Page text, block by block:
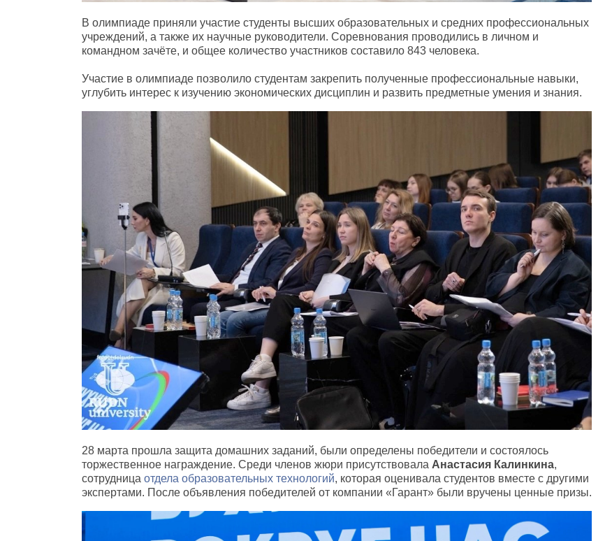
В олимпиаде приняли участие студенты высших образовательных и средних профессиональных
учреждений, а также их научные руководители. Соревнования проводились в личном и
командном зачёте, и общее количество участников составило 843 человека.
Участие в олимпиаде позволило студентам закрепить полученные профессиональные навыки,
углубить интерес к изучению экономических дисциплин и развить предметные умения и знания.
28 марта прошла защита домашних заданий, были определены победители и состоялось
торжественное награждение. Среди членов жюри присутствовала Анастасия Калинкина,
сотрудница отдела образовательных технологий, которая оценивала студентов вместе с другими
экспертами. После объявления победителей от компании «Гарант» были вручены ценные призы.